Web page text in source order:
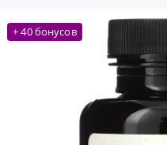
+ 40 бонусов